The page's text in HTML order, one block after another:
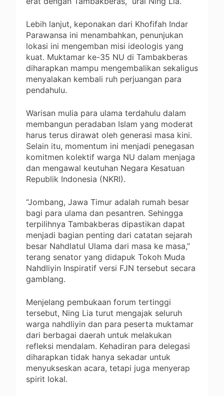
Lebih lanjut, keponakan dari Khofifah Indar
Parawansa ini menambahkan, penunjukan
lokasi ini mengemban misi ideologis yang
kuat. Muktamar ke-35 NU di Tambakberas
diharapkan mampu mengembalikan sekaligus
menyalakan kembali ruh perjuangan para
pendahulu.
Warisan mulia para ulama terdahulu dalam
membangun peradaban Islam yang moderat
harus terus dirawat oleh generasi masa kini.
Selain itu, momentum ini menjadi penegasan
komitmen kolektif warga NU dalam menjaga
dan mengawal keutuhan Negara Kesatuan
Republik Indonesia (NKRI).
“Jombang, Jawa Timur adalah rumah besar
bagi para ulama dan pesantren. Sehingga
terpilihnya Tambakberas dipastikan dapat
menjadi bagian penting dari catatan sejarah
besar Nahdlatul Ulama dari masa ke masa,”
terang senator yang didapuk Tokoh Muda
Nahdliyin Inspiratif versi FJN tersebut secara
gamblang.
Menjelang pembukaan forum tertinggi
tersebut, Ning Lia turut mengajak seluruh
warga nahdliyin dan para peserta muktamar
dari berbagai daerah untuk melakukan
refleksi mendalam. Kehadiran para delegasi
diharapkan tidak hanya sekadar untuk
menyukseskan acara, tetapi juga menyerap
spirit lokal.